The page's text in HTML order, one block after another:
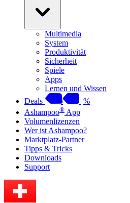
Multimedia
System
Produktivität
Sicherheit
Spiele
Apps
Lernen und Wissen
Deals
%
Ashampoo® App
Volumenlizenzen
Wer ist Ashampoo?
Marktplatz-Partner
Tipps & Tricks
Downloads
Support